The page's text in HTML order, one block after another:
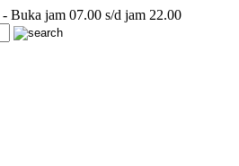
- Buka jam 07.00 s/d jam 22.00